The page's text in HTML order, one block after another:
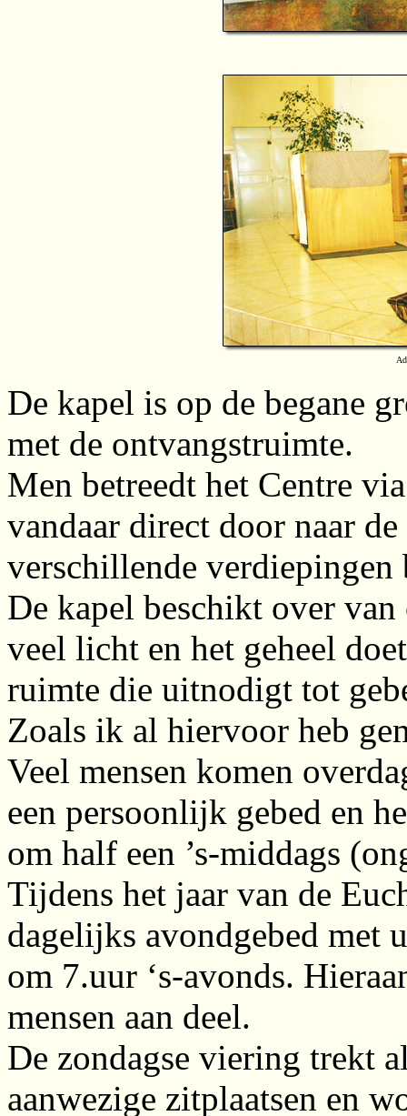
De kapel is op de begane
met de ontvangstruimte.
Men betreedt het Centre
vandaar direct door naar
verschillende
De kapel beschikt over
veel licht en het geheel
ruimte die uitnodigt tot
Zoals ik al hiervoor heb
Veel mensen komen
een persoonlijk gebed en
om half een ’s-middags
Tijdens het jaar van de
dagelijks avondgebed met
om 7.uur ‘s-avonds.
mensen aan deel.
De zondagse viering trekt
aanwezige zitplaatsen en